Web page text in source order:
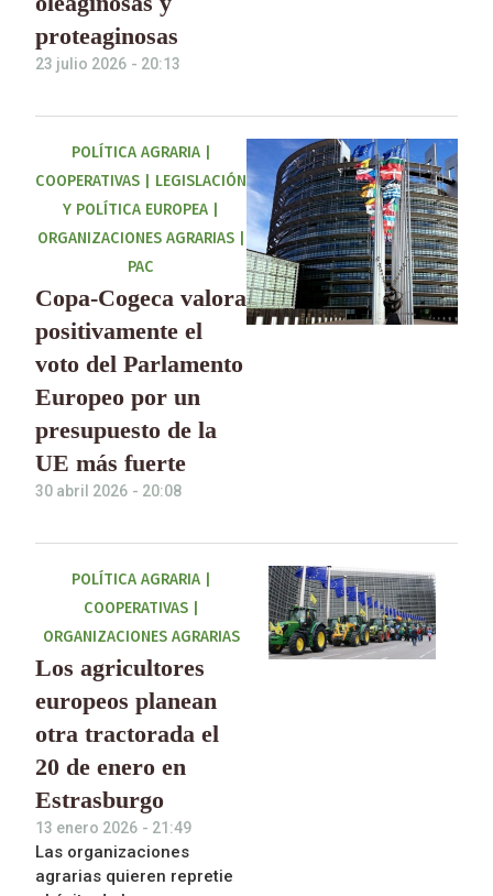
proteaginosas
23 julio 2026 - 20:13
POLÍTICA AGRARIA|
COOPERATIVAS
LEGISLACIÓN
Y POLÍTICA EUROPEA
ORGANIZACIONES AGRARIAS|
PAC
Copa-Cogeca valora
positivamente el
voto del Parlamento
Europeo por un
presupuesto de la
UE más fuerte
30 abril 2026 - 20:08
POLÍTICA AGRARIA|
COOPERATIVAS|
ORGANIZACIONES AGRARIAS
Los agricultores
europeos planean
otra tractorada el
20 de enero en
Estrasburgo
13 enero 2026 - 21:49
Las organizaciones
agrarias quieren repretie